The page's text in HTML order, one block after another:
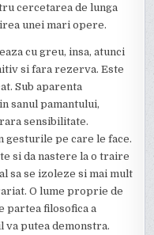
cercetarea de lunga
unei mari opere.
cu greu, insa, atunci
si fara rezerva. Este
Sub aparenta
sanul pamantului,
sensibilitate.
pe care le face.
si da nastere la o traire
sa se izoleze si mai mult
O lume proprie de
partea filosofica a
va putea demonstra.